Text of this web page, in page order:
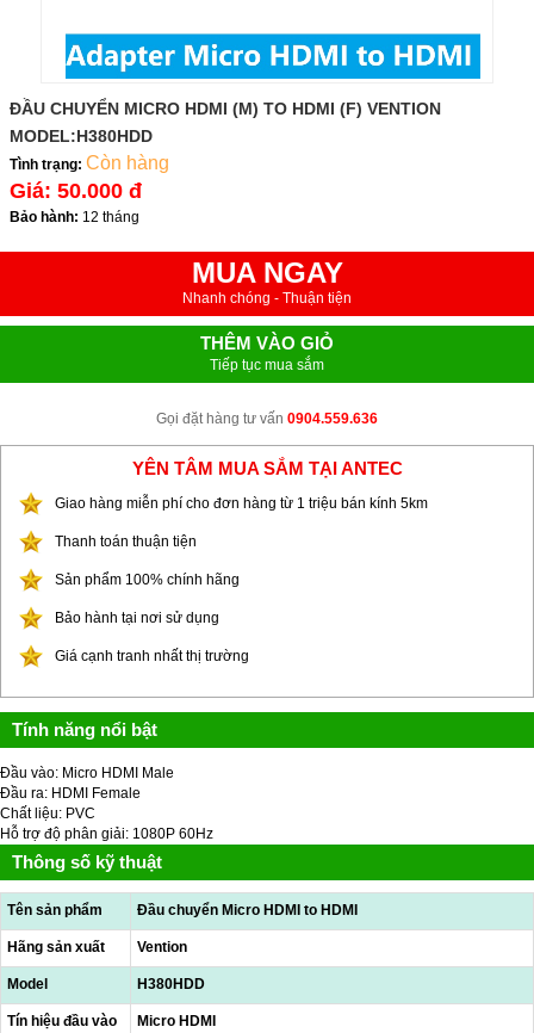
ĐẦU CHUYỂN MICRO HDMI (M) TO HDMI (F) VENTION
MODEL:H380HDD
Tình trạng: Còn hàng
Giá: 50.000 đ
Bảo hành: 12 tháng
MUA NGAY
Nhanh chóng - Thuận tiện
THÊM VÀO GIỎ
Tiếp tục mua sắm
Gọi đặt hàng tư vấn 0904.559.636
YÊN TÂM MUA SẮM TẠI ANTEC
Giao hàng miễn phí cho đơn hàng từ 1 triệu bán kính 5km
Thanh toán thuận tiện
Sản phẩm 100% chính hãng
Bảo hành tại nơi sử dụng
Giá cạnh tranh nhất thị trường
Tính năng nổi bật
Đầu vào: Micro HDMI Male
Đầu ra: HDMI Female
Chất liệu: PVC
Hỗ trợ độ phân giải: 1080P 60Hz
Thông số kỹ thuật
Tên sản phẩm Đầu chuyển Micro HDMI to HDMI
Hãng sản xuất Vention
Model H380HDD
Tín hiệu đầu vào Micro HDMI